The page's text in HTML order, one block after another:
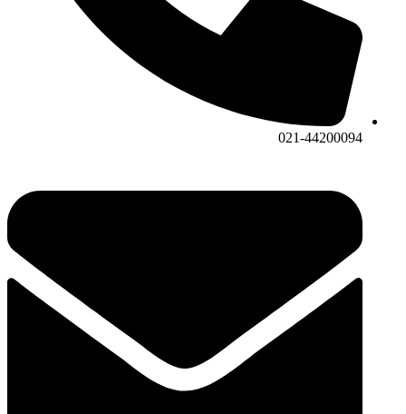
021-44200094